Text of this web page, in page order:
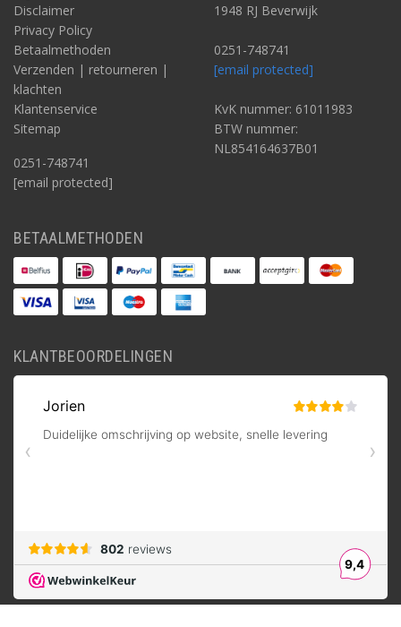
Disclaimer
Privacy Policy
Betaalmethoden
Verzenden | retourneren |
klachten
Klantenservice
Sitemap
0251-748741
[email protected]
1948 RJ Beverwijk
0251-748741
[email protected]
KvK nummer: 61011983
BTW nummer:
NL854164637B01
BETAALMETHODEN
KLANTBEOORDELINGEN